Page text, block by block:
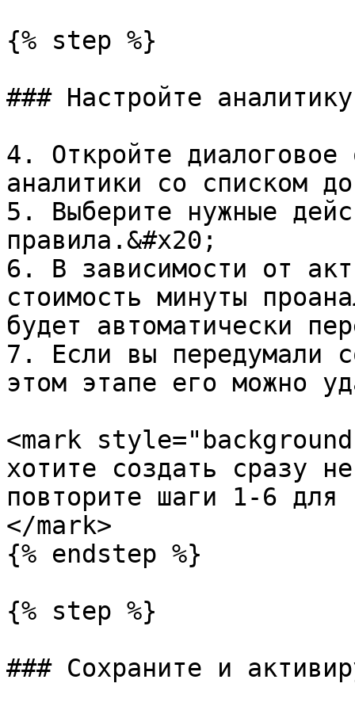
{% step %}
### Настройте
4. Откройте диалоговое
аналитики со списком
5. Выберите нужные
правила.&#x20;
6. В зависимости от
стоимость минуты
будет автоматически
7. Если вы передумали
этом этапе его можно
<mark
хотите создать сразу
повторите шаги 1-6 для
</mark>
{% endstep %}
{% step %}
### Сохраните и